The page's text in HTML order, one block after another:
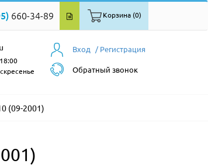
660-34-89 Корзина (0)
Вход / Регистрация
Обратный звонок
(09-2001)